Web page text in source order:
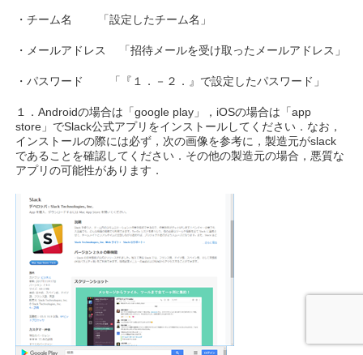
・チーム名 「設定したチーム名」
・メールアドレス 「招待メールを受け取ったメールアドレス」
・パスワード 「『１．－２．』で設定したパスワード」
１．Androidの場合は「google play」，iOSの場合は「app
store」でSlack公式アプリをインストールしてください．なお，
インストールの際には必ず，次の画像を参考に，製造元がslack
であることを確認してください．その他の製造元の場合，悪質な
アプリの可能性があります．